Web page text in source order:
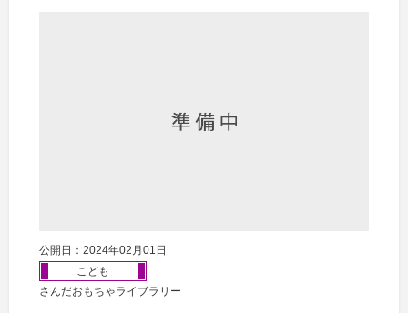
公開日：2024年02月01日
こども
さんだおもちゃライブラリー